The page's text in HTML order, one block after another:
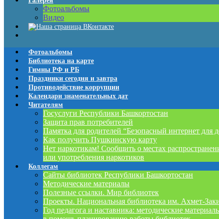
Фотоальбомы
Видео
Фотоальбомы
Библиотека на карте
Гимны РФ и РБ
Праздники сегодня и завтра
Противодействие коррупции
Календари знаменательных дат
Читателям
Госуслуги Республики Башкортостан
Защита прав потребителей
Памятка для родителей “Безопасный интернет для
Как получить Пушкинскую карту
Нет наркотикам! Сообщить о местах
или употребления наркотиков
Коллегам
Сайты библиотек Республики Башкортостан
Методические материалы
Полезные ссылки. Мир библиотек
Проекты. Национальная библиотека им. Ахмет-
Год педагога и наставника: методические